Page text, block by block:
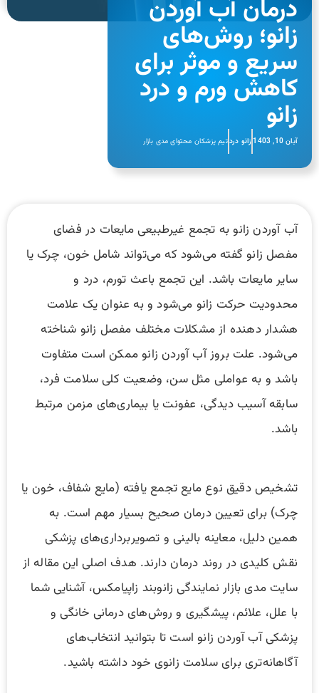
درمان آب آوردن
زانو؛ روش‌های
سریع و موثر برای
کاهش ورم و درد
زانو
آبان 10, 1403 زانو دردتیم پزشکان محتوای مدی بازار
آب آوردن زانو به تجمع غیرطبیعی مایعات در فضای
مفصل زانو گفته می‌شود که می‌تواند شامل خون، چرک یا
سایر مایعات باشد. این تجمع باعث تورم، درد و
محدودیت حرکت زانو می‌شود و به عنوان یک علامت
هشدار دهنده از مشکلات مختلف مفصل زانو شناخته
می‌شود. علت بروز آب آوردن زانو ممکن است متفاوت
باشد و به عواملی مثل سن، وضعیت کلی سلامت فرد،
سابقه آسیب دیدگی، عفونت یا بیماری‌های مزمن مرتبط
باشد.
تشخیص دقیق نوع مایع تجمع یافته (مایع شفاف، خون یا
چرک) برای تعیین درمان صحیح بسیار مهم است. به
همین دلیل، معاینه بالینی و تصویربرداری‌های پزشکی
نقش کلیدی در روند درمان دارند. هدف اصلی این مقاله از
سایت مدی بازار نمایندگی زانوبند زاپیامکس، آشنایی شما
با علل، علائم، پیشگیری و روش‌های درمانی خانگی و
پزشکی آب آوردن زانو است تا بتوانید انتخاب‌های
آگاهانه‌تری برای سلامت زانوی خود داشته باشید.